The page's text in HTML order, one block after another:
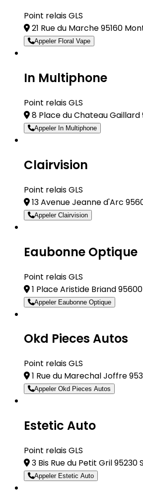
Point relais GLS
21 Rue du Marche 95160
Appeler Floral Vape
In Multiphone
Point relais GLS
8 Place du Chateau
Appeler In Multiphone
Clairvision
Point relais GLS
13 Avenue Jeanne d'Arc
Appeler Clairvision
Eaubonne Optique
Point relais GLS
1 Place Aristide Briand
Appeler Eaubonne Optique
Okd Pieces Autos
Point relais GLS
1 Rue du Marechal Joffre
Appeler Okd Pieces Autos
Estetic Auto
Point relais GLS
3 Bis Rue du Petit Gril
Appeler Estetic Auto